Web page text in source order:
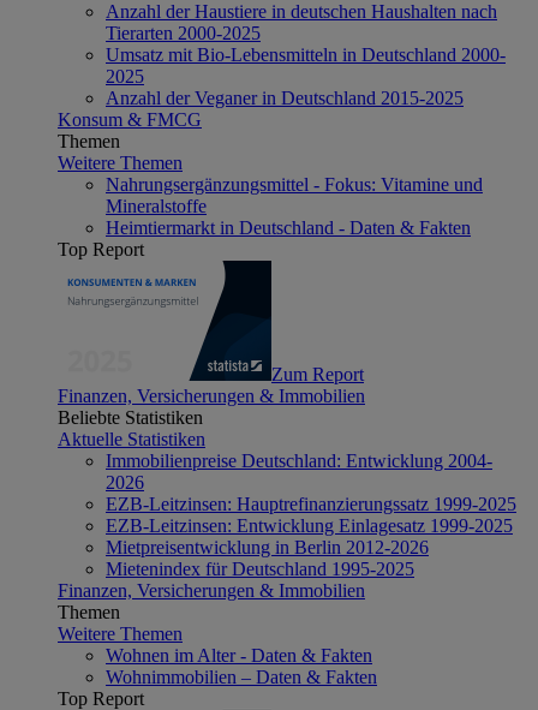
Anzahl der Haustiere in deutschen Haushalten nach
Tierarten 2000-2025
Umsatz mit Bio-Lebensmitteln in Deutschland 2000-
2025
Anzahl der Veganer in Deutschland 2015-2025
Konsum & FMCG
Themen
Weitere Themen
Nahrungsergänzungsmittel - Fokus: Vitamine und
Mineralstoffe
Heimtiermarkt in Deutschland - Daten & Fakten
Top Report
Zum Report
Finanzen, Versicherungen & Immobilien
Beliebte Statistiken
Aktuelle Statistiken
Immobilienpreise Deutschland: Entwicklung 2004-
2026
EZB-Leitzinsen: Hauptrefinanzierungssatz 1999-2025
EZB-Leitzinsen: Entwicklung Einlagesatz 1999-2025
Mietpreisentwicklung in Berlin 2012-2026
Mietenindex für Deutschland 1995-2025
Finanzen, Versicherungen & Immobilien
Themen
Weitere Themen
Wohnen im Alter - Daten & Fakten
Wohnimmobilien – Daten & Fakten
Top Report